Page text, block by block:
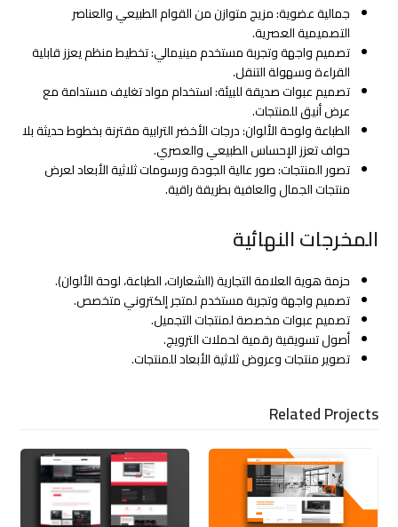
جمالية عضوية: مزيج متوازن من القوام الطبيعي والعناصر
التصميمية العصرية.
تصميم واجهة وتجربة مستخدم مينيمالي: تخطيط منظم يعزز قابلية
القراءة وسهولة التنقل.
تصميم عبوات صديقة للبيئة: استخدام مواد تغليف مستدامة مع
عرض أنيق للمنتجات.
الطباعة ولوحة الألوان: درجات الأخضر الترابية مقترنة بخطوط حديثة بلا
حواف تعزز الإحساس الطبيعي والعصري.
تصور المنتجات: صور عالية الجودة ورسومات ثلاثية الأبعاد لعرض
منتجات الجمال والعافية بطريقة راقية.
المخرجات النهائية
حزمة هوية العلامة التجارية (الشعارات، الطباعة، لوحة الألوان).
تصميم واجهة وتجربة مستخدم لمتجر إلكتروني متخصص.
تصميم عبوات مخصصة لمنتجات التجميل.
أصول تسويقية رقمية لحملات الترويج.
تصوير منتجات وعروض ثلاثية الأبعاد للمنتجات.
Related Projects